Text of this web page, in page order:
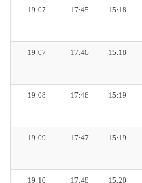
15:18
17:45
19:07
15:18
17:46
19:07
15:19
17:46
19:08
15:19
17:47
19:09
15:20
17:48
19:10